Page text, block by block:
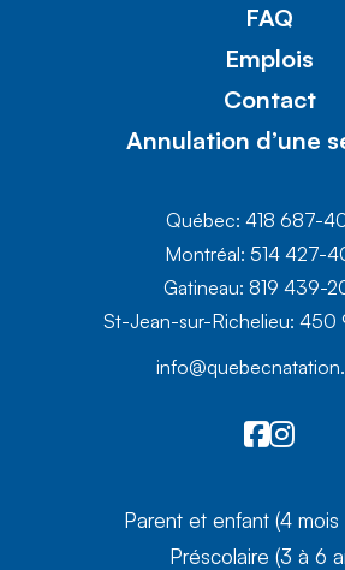
FAQ
Emplois
Contact
Annulation d’une
Québec: 418 687-
Montréal: 514 427-
Gatineau: 819 439-
St-Jean-sur-Richelieu:
Parent et enfant (4 mois
Préscolaire (3 à 6